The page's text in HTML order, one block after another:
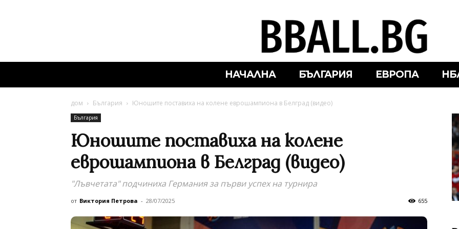
НАЧАЛНА БЪЛГАРИЯ ЕВРОПА
дом България Юношите поставиха на колене еврошампиона в Белград (видео)
България
Юношите поставиха на колене
еврошампиона в Белград (видео)
"Лъвчетата" подчиниха Германия за първи успех на турнира
от Виктория Петрова - 28/07/2025 655